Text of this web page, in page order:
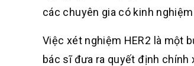
các chuyên gia có kinh
Việc xét nghiệm HER2 là một
bác sĩ đưa ra quyết định chính